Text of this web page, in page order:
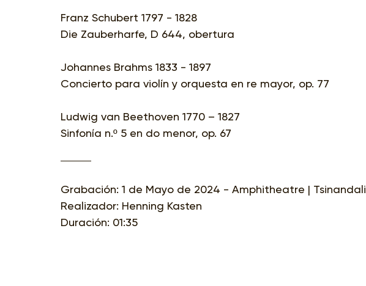
Franz Schubert 1797 - 1828
Die Zauberharfe, D 644, obertura
Johannes Brahms 1833 - 1897
Concierto para violín y orquesta en re mayor, op. 77
Ludwig van Beethoven 1770 – 1827
Sinfonía n.º 5 en do menor, op. 67
Grabación: 1 de Mayo de 2024 - Amphitheatre | Tsinandali
Realizador: Henning Kasten
Duración: 01:35